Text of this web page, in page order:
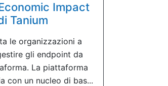
Impact
Tanium
le organizzazioni a
gli endpoint da
La piattaforma
con un nucleo di bas...